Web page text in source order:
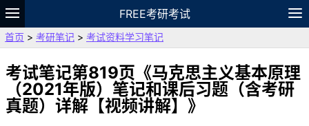
FREE考研考试
题库
故事 专题 APP
VIP
资料
首页 > 考研笔记 > 考试资料学习笔记
考试笔记第819页《马克思主义基本原理
（2021年版）笔记和课后习题（含考研
真题）详解【视频讲解】》